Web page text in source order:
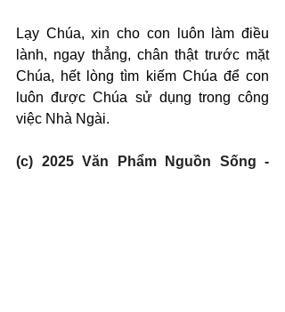
Lạy Chúa, xin cho con luôn làm điều
lành, ngay thẳng, chân thật trước mặt
Chúa, hết lòng tìm kiếm Chúa để con
luôn được Chúa sử dụng trong công
việc Nhà Ngài.
(c) 2025 Văn Phẩm Nguồn Sống -